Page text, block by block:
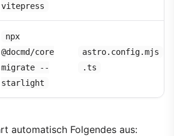
vitepress
npx
@docmd/core
migrate --
starlight
astro.config.mjs
.ts
automatisch Folgendes aus: